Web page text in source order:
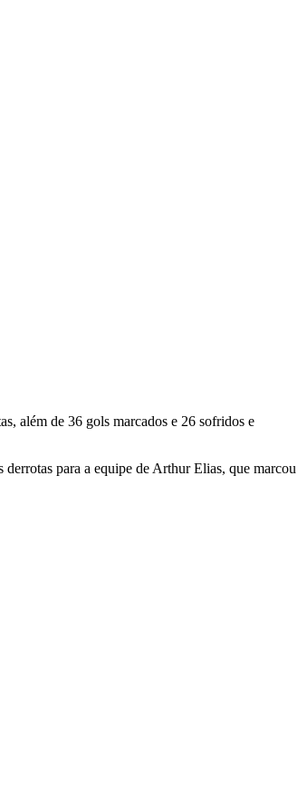
além de 36 gols marcados e 26 sofridos e
para a equipe de Arthur Elias, que marcou